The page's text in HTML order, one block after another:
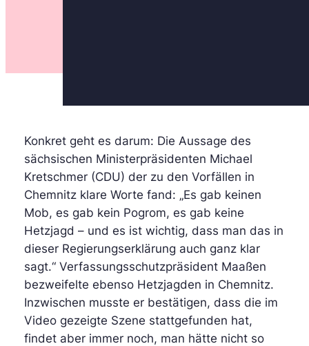
Konkret geht es darum: Die Aussage des
sächsischen Ministerpräsidenten Michael
Kretschmer (CDU) der zu den Vorfällen in
Chemnitz klare Worte fand: „Es gab keinen
Mob, es gab kein Pogrom, es gab keine
Hetzjagd – und es ist wichtig, dass man das in
dieser Regierungserklärung auch ganz klar
sagt.“ Verfassungsschutzpräsident Maaßen
bezweifelte ebenso Hetzjagden in Chemnitz.
Inzwischen musste er bestätigen, dass die im
Video gezeigte Szene stattgefunden hat,
findet aber immer noch, man hätte nicht so